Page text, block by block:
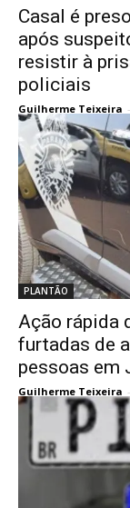
Casal é
após
resistir à
policiais
Guilherme Teixeira -
PLANTÃO
Ação rápida
furtadas de
pessoas em
Guilherme Teixeira -